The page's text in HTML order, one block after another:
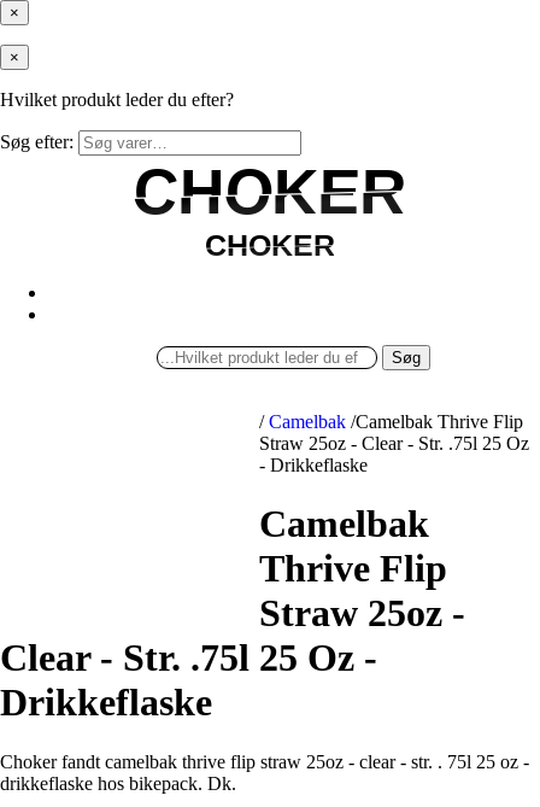
×
×
Hvilket produkt leder du efter?
Søg efter:
CHOKER
CHOKER
CHOKER
CHOKER
Søg
/ Camelbak /Camelbak Thrive Flip
Straw 25oz - Clear - Str. .75l 25 Oz
- Drikkeflaske
Camelbak
Thrive Flip
Straw 25oz -
Clear - Str. .75l 25 Oz -
Drikkeflaske
Choker fandt camelbak thrive flip straw 25oz - clear - str. . 75l 25 oz -
drikkeflaske hos bikepack. Dk.